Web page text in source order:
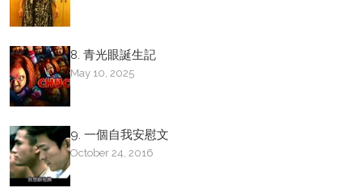
8. 青光眼誕生記
May 10, 2025
9. 一個自我安慰文
October 24, 2016